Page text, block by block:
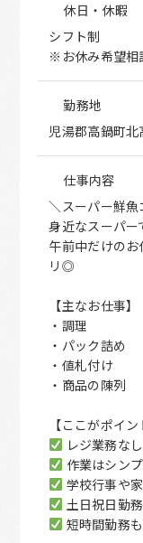
休日・休暇
シフト制
※お休み希望相
勤務地
児湯郡高鍋町北
仕事内容
＼スーパー鮮
身近なスーパー
午前中だけの
リ◎
【主なお仕事】
・調理
・パック詰め
・値札付け
・商品の陳列
【ここがポイン
レジ業務な
作業はシン
学校行事や
土日祝日勤
短時間勤務